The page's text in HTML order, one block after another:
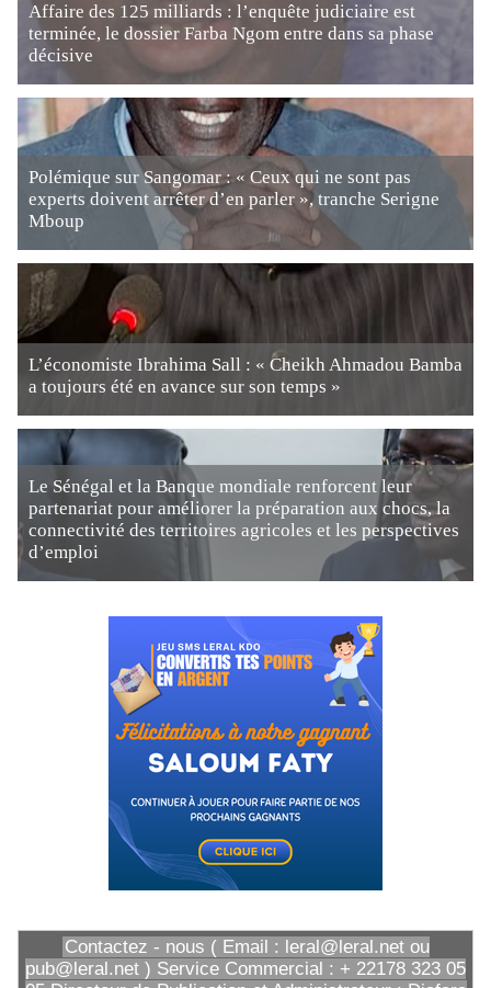
Affaire des 125 milliards : l’enquête judiciaire est
terminée, le dossier Farba Ngom entre dans sa phase
décisive
Polémique sur Sangomar : « Ceux qui ne sont pas
experts doivent arrêter d’en parler », tranche Serigne
Mboup
L’économiste Ibrahima Sall : « Cheikh Ahmadou Bamba
a toujours été en avance sur son temps »
Le Sénégal et la Banque mondiale renforcent leur
partenariat pour améliorer la préparation aux chocs, la
connectivité des territoires agricoles et les perspectives
d’emploi
Contactez - nous ( Email : leral@leral.net ou
pub@leral.net ) Service Commercial : + 22178 323 05